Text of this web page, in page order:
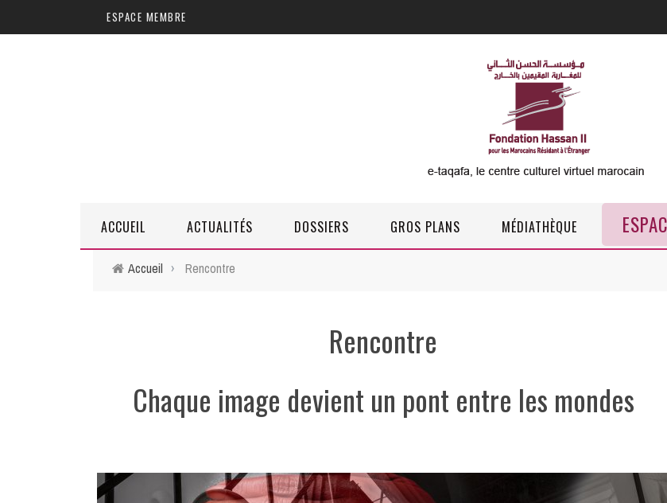
Aller au contenu principalESPACE MEMBRE
ACCUEIL ACTUALITÉS DOSSIERS GROS PLANS MÉDIATHÈQUE
Accueil › Rencontre
Rencontre
Chaque image devient un pont entre les mondes